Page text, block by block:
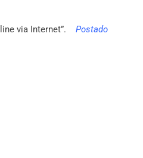
via Internet”. Postado